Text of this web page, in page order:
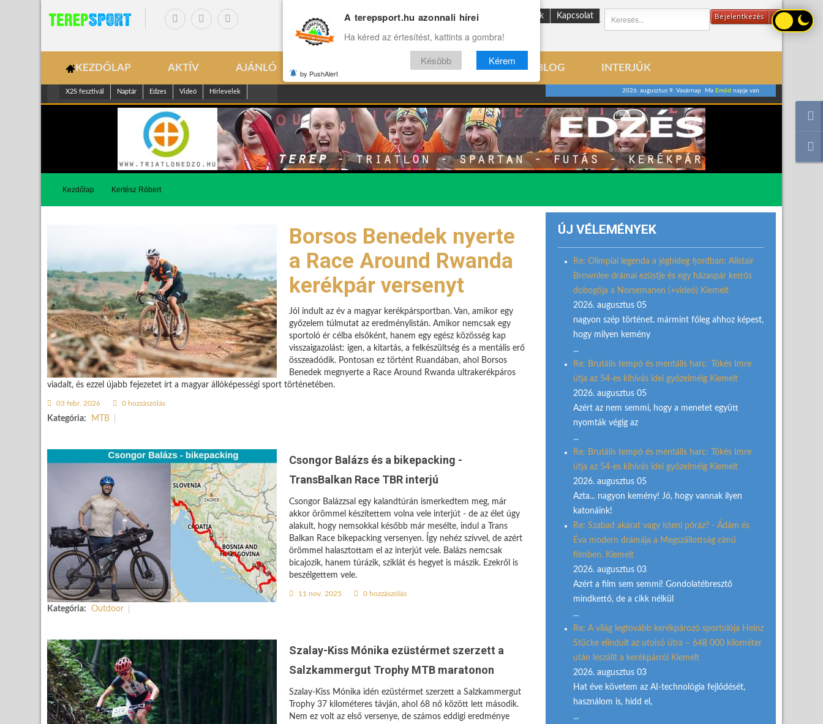
Bejelentkezés
ENG Reviews Archívum Rólunk Kapcsolat
KEZDŐLAP AKTÍV AJÁNLÓ ÉLETMÓD VILÁG BLOG INTERJÚK
X2S fesztivál Naptár Edzes Videó Hírlevelek 2026. augusztus 9. Vasárnap Ma Emőd napja van.
Kezdőlap Kertész Róbert
Borsos Benedek nyerte
a Race Around Rwanda
kerékpár versenyt
Jól indult az év a magyar kerékpársportban. Van, amikor egy
győzelem túlmutat az eredménylistán. Amikor nemcsak egy
sportoló ér célba elsőként, hanem egy egész közösség kap
visszaigazolást: igen, a kitartás, a felkészültség és a mentális erő
összeadódik. Pontosan ez történt Ruandában, ahol Borsos
Benedek megnyerte a Race Around Rwanda ultrakerékpáros
viadalt, és ezzel újabb fejezetet írt a magyar állóképességi sport történetében.
03 febr. 2026 0 hozzászólás
Kategória: MTB
Csongor Balázs és a bikepacking -
TransBalkan Race TBR interjú
Csongor Balázzsal egy kalandtúrán ismerkedtem meg, már
akkor örömmel készítettem volna vele interjút - de az élet úgy
alakult, hogy nemsokkal később már mesélte, indul a Trans
Balkan Race bikepacking versenyen. Így nehéz szívvel, de azért
örömmel halasztottam el az interjút vele. Balázs nemcsak
bicajozik, hanem túrázik, sziklát és hegyet is mászik. Ezekről is
beszélgettem vele.
11 nov. 2025 0 hozzászólás
Kategória: Outdoor
Szalay-Kiss Mónika ezüstérmet szerzett a
Salzkammergut Trophy MTB maratonon
Szalay-Kiss Mónika idén ezüstérmet szerzett a Salzkammergut
Trophy 37 kilométeres távján, ahol 68 nő között lett második.
Nem ez volt az első versenye, de számos eddigi eredménye
ÚJ VÉLEMÉNYEK
Re: Olimpiai legenda a jéghideg fjordban: Alistair
Brownlee drámai ezüstje és egy házaspár kettős
dobogója a Norsemanen (+videó) Kiemelt
2026. augusztus 05
nagyon szép történet. mármint főleg ahhoz képest,
hogy milyen kemény
...
Re: Brutális tempó és mentális harc: Tőkés Imre
útja az 54-es kihívás idei győzelméig Kiemelt
2026. augusztus 05
Azért az nem semmi, hogy a menetet együtt
nyomták végig az
...
Re: Brutális tempó és mentális harc: Tőkés Imre
útja az 54-es kihívás idei győzelméig Kiemelt
2026. augusztus 05
Azta... nagyon kemény! Jó, hogy vannak ilyen
katonáink!
Re: Szabad akarat vagy isteni póráz? - Ádám és
Éva modern drámája a Megszállottság című
filmben. Kiemelt
2026. augusztus 03
Azért a film sem semmi! Gondolatébresztő
mindkettő, de a cikk nélkül
...
Re: A világ legtovább kerékpározó sportolója Heinz
Stücke elindult az utolsó útra – 648 000 kilométer
után leszállt a kerékpárról Kiemelt
2026. augusztus 03
Hat éve követem az AI-technológia fejlődését,
használom is, hidd el,
...
A terepsport.hu azonnali hírei
Ha kéred az értesítést, kattints a gombra!
Késöbb Kérem
by PushAlert